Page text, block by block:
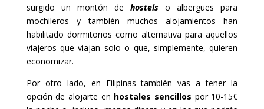
surgido un montón dehostels o albergues para
mochileros y también muchos alojamientos han
habilitado dormitorios como alternativa para aquellos
viajeros que viajan solo o que, simplemente, quieren
economizar.
Por otro lado, en Filipinas también vas a tener la
opción de alojarte en hostales sencillos por 10-15€